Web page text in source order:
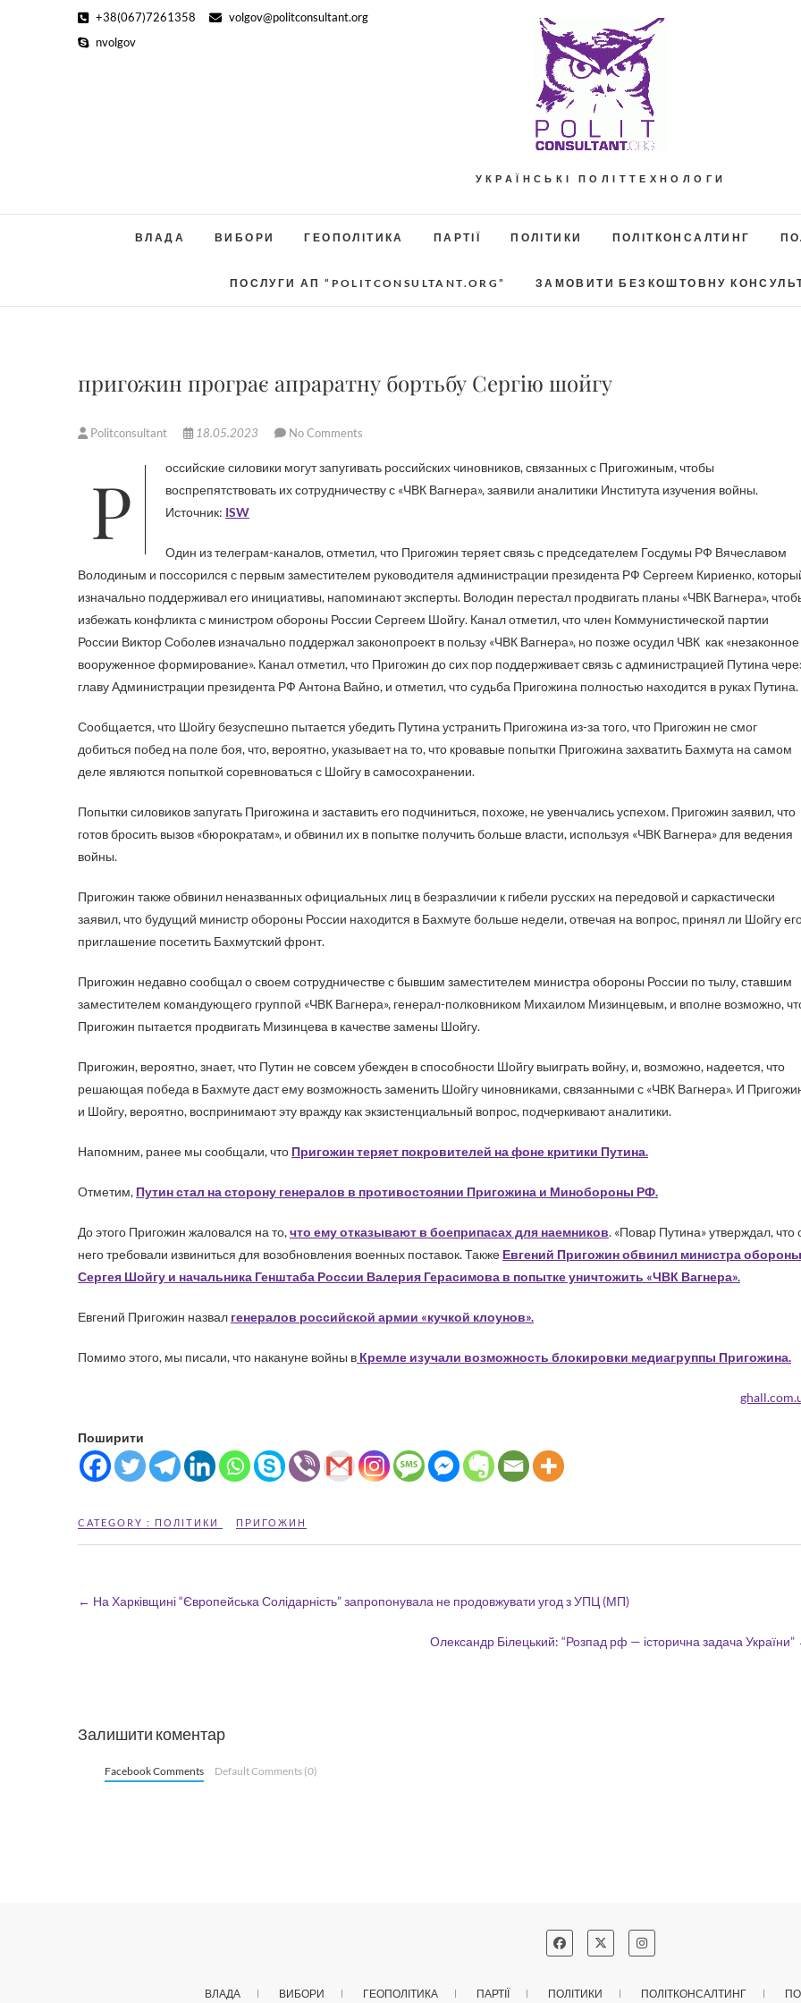
+38(067)7261358
volgov@politconsultant.org
nvolgov
УКРАЇНСЬКІ ПОЛІТТЕХНОЛОГИ
ВЛАДА ВИБОРИ ГЕОПОЛІТИКА ПАРТІЇ ПОЛІТИКИ ПОЛІТКОНСАЛТИНГ
ПОСЛУГИ АП “POLITCONSULTANT.ORG” ЗАМОВИТИ БЕЗКОШТОВНУ
пригожин програє апраратну бортьбу Сергію шойгу
Politconsultant 18.05.2023 No Comments
Российские силовики могут запугивать российских чиновников, связанных с Пригожиным, чтобы
воспрепятствовать их сотрудничеству с «ЧВК Вагнера», заявили аналитики Института изучения войны.
Источник: ISW
Один из телеграм-каналов, отметил, что Пригожин теряет связь с председателем Госдумы РФ Вячеславом
Володиным и поссорился с первым заместителем руководителя администрации президента РФ Сергеем Кириенко,
изначально поддерживал его инициативы, напоминают эксперты. Володин перестал продвигать планы «ЧВК Вагнера»,
избежать конфликта с министром обороны России Сергеем Шойгу. Канал отметил, что член Коммунистической партии
России Виктор Соболев изначально поддержал законопроект в пользу «ЧВК Вагнера», но позже осудил ЧВК как «незаконное
вооруженное формирование». Канал отметил, что Пригожин до сих пор поддерживает связь с администрацией Путина
главу Администрации президента РФ Антона Вайно, и отметил, что судьба Пригожина полностью находится в руках Путина.
Сообщается, что Шойгу безуспешно пытается убедить Путина устранить Пригожина из-за того, что Пригожин не смог
добиться побед на поле боя, что, вероятно, указывает на то, что кровавые попытки Пригожина захватить Бахмута на самом
деле являются попыткой соревноваться с Шойгу в самосохранении.
Попытки силовиков запугать Пригожина и заставить его подчиниться, похоже, не увенчались успехом. Пригожин заявил, что
готов бросить вызов «бюрократам», и обвинил их в попытке получить больше власти, используя «ЧВК Вагнера» для ведения
войны.
Пригожин также обвинил неназванных официальных лиц в безразличии к гибели русских на передовой и саркастически
заявил, что будущий министр обороны России находится в Бахмуте больше недели, отвечая на вопрос, принял ли Шойгу
приглашение посетить Бахмутский фронт.
Пригожин недавно сообщал о своем сотрудничестве с бывшим заместителем министра обороны России по тылу, ставшим
заместителем командующего группой «ЧВК Вагнера», генерал-полковником Михаилом Мизинцевым, и вполне возможно,
Пригожин пытается продвигать Мизинцева в качестве замены Шойгу.
Пригожин, вероятно, знает, что Путин не совсем убежден в способности Шойгу выиграть войну, и, возможно, надеется, что
решающая победа в Бахмуте даст ему возможность заменить Шойгу чиновниками, связанными с «ЧВК Вагнера». И
и Шойгу, вероятно, воспринимают эту вражду как экзистенциальный вопрос, подчеркивают аналитики.
Напомним, ранее мы сообщали, что Пригожин теряет покровителей на фоне критики Путина.
Отметим, Путин стал на сторону генералов в противостоянии Пригожина и Минобороны РФ.
До этого Пригожин жаловался на то,что ему отказывают в боеприпасах для наемников. «Повар Путина» утверждал, что
него требовали извиниться для возобновления военных поставок. Также Евгений Пригожин обвинил министра обороны
Сергея Шойгу и начальника Генштаба России Валерия Герасимова в попытке уничтожить «ЧВК Вагнера».
Евгений Пригожин назвал генералов российской армии «кучкой клоунов».
Помимо этого, мы писали, что накануне войны в Кремле изучали возможность блокировки медиагруппы Пригожина.
Поширити
CATEGORY : ПОЛІТИКИ ПРИГОЖИН
← На Харківщині “Європейська Солідарність” запропонувала не продовжувати угод з УПЦ (МП)
Олександр Білецький: “Розпад рф — історична задача України”
Залишити коментар
Facebook Comments Default Comments (0)
ВЛАДА ВИБОРИ ГЕОПОЛІТИКА ПАРТІЇ ПОЛІТИКИ ПОЛІТКОНСАЛТИНГ